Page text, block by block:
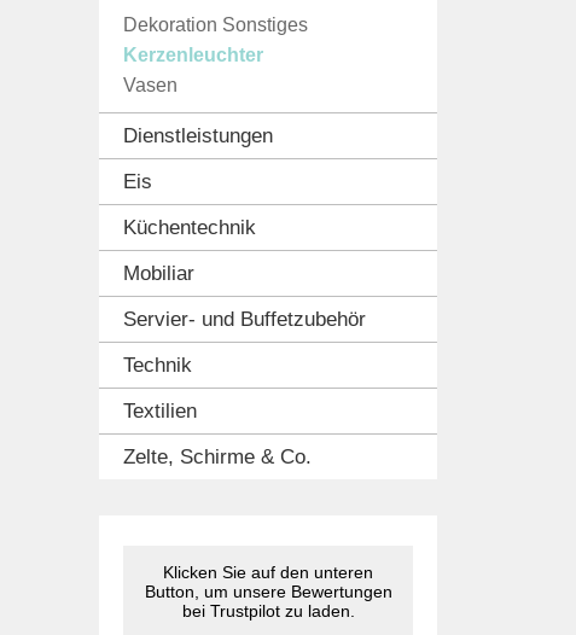
Dekoration Sonstiges
Kerzenleuchter
Vasen
Dienstleistungen
Eis
Küchentechnik
Mobiliar
Servier- und Buffetzubehör
Technik
Textilien
Zelte, Schirme & Co.
Klicken Sie auf den unteren
Button, um unsere Bewertungen
bei Trustpilot zu laden.